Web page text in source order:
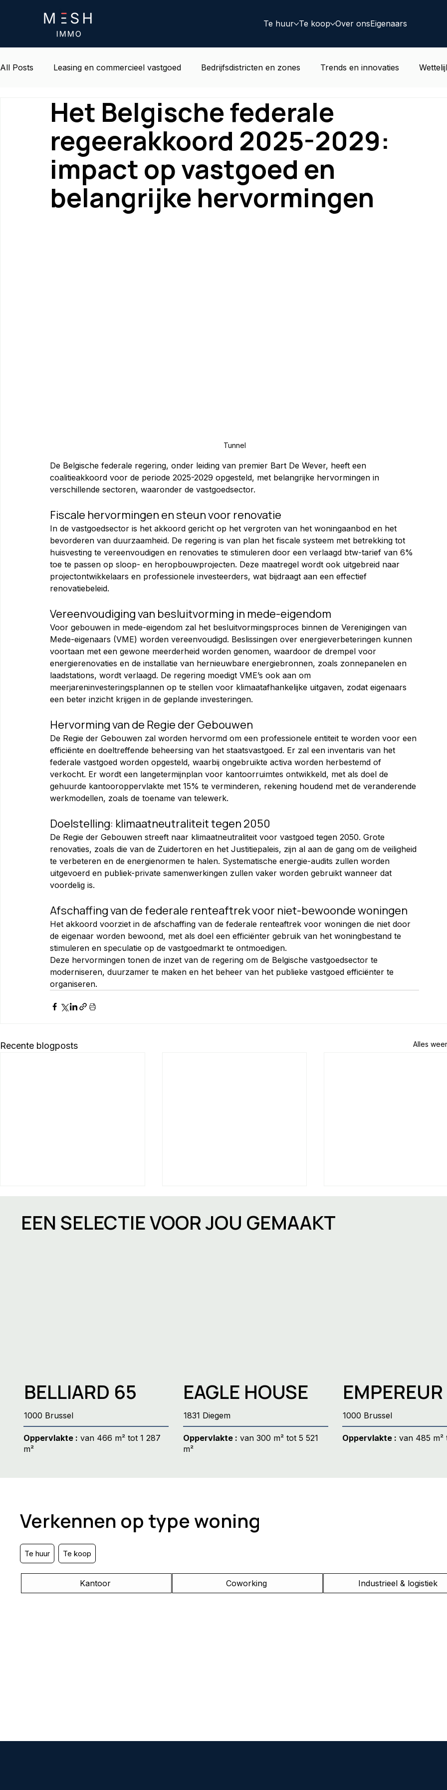
Te huur Te koop Over onsEigenaars
All Posts Leasing en commercieel vastgoed Bedrijfsdistricten en zones Trends en innovaties
Leven en omgeving op het werk Belgisch onroerend goed nieuws Woonwijken
Het Belgische federale
regeerakkoord 2025-2029:
impact op vastgoed en
belangrijke hervormingen
Tunnel
De Belgische federale regering, onder leiding van premier Bart De Wever, heeft een
coalitieakkoord voor de periode 2025-2029 opgesteld, met belangrijke hervormingen in
verschillende sectoren, waaronder de vastgoedsector.
Fiscale hervormingen en steun voor renovatie
In de vastgoedsector is het akkoord gericht op het vergroten van het woningaanbod en het
bevorderen van duurzaamheid. De regering is van plan het fiscale systeem met betrekking tot
huisvesting te vereenvoudigen en renovaties te stimuleren door een verlaagd btw-tarief van 6%
toe te passen op sloop- en heropbouwprojecten. Deze maatregel wordt ook uitgebreid naar
projectontwikkelaars en professionele investeerders, wat bijdraagt aan een effectief
renovatiebeleid.
Vereenvoudiging van besluitvorming in mede-eigendom
Voor gebouwen in mede-eigendom zal het besluitvormingsproces binnen de Verenigingen van
Mede-eigenaars (VME) worden vereenvoudigd. Beslissingen over energieverbeteringen kunnen
voortaan met een gewone meerderheid worden genomen, waardoor de drempel voor
energierenovaties en de installatie van hernieuwbare energiebronnen, zoals zonnepanelen en
laadstations, wordt verlaagd. De regering moedigt VME’s ook aan om
meerjareninvesteringsplannen op te stellen voor klimaatafhankelijke uitgaven, zodat eigenaars
een beter inzicht krijgen in de geplande investeringen.
Hervorming van de Regie der Gebouwen
De Regie der Gebouwen zal worden hervormd om een professionele entiteit te worden voor een
efficiënte en doeltreffende beheersing van het staatsvastgoed. Er zal een inventaris van het
federale vastgoed worden opgesteld, waarbij ongebruikte activa worden herbestemd of
verkocht. Er wordt een langetermijnplan voor kantoorruimtes ontwikkeld, met als doel de
gehuurde kantooroppervlakte met 15% te verminderen, rekening houdend met de veranderende
werkmodellen, zoals de toename van telewerk.
Doelstelling: klimaatneutraliteit tegen 2050
De Regie der Gebouwen streeft naar klimaatneutraliteit voor vastgoed tegen 2050. Grote
renovaties, zoals die van de Zuidertoren en het Justitiepaleis, zijn al aan de gang om de veiligheid
te verbeteren en de energienormen te halen. Systematische energie-audits zullen worden
uitgevoerd en publiek-private samenwerkingen zullen vaker worden gebruikt wanneer dat
voordelig is.
Afschaffing van de federale renteaftrek voor niet-bewoonde woningen
Het akkoord voorziet in de afschaffing van de federale renteaftrek voor woningen die niet door
de eigenaar worden bewoond, met als doel een efficiënter gebruik van het woningbestand te
stimuleren en speculatie op de vastgoedmarkt te ontmoedigen.
Deze hervormingen tonen de inzet van de regering om de Belgische vastgoedsector te
moderniseren, duurzamer te maken en het beheer van het publieke vastgoed efficiënter te
organiseren.
Recente blogposts Alles
EEN SELECTIE VOOR JOU GEMAAKT
BELLIARD 65
1000 Brussel
Oppervlakte : van 466 m² tot 1 287
m²
EAGLE HOUSE
1831 Diegem
Oppervlakte : van 300 m² tot 5 521
m²
EMPEREUR
1000 Brussel
Oppervlakte : van 485 m²
Kantoor Coworking Industrieel & logistiek
Verkennen op type woning
Te huur Te koop